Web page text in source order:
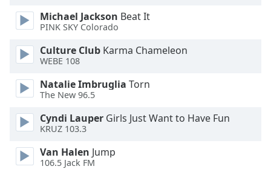
Text
Edge
Family
Reset
Close
Modal
Dialog
Michael Jackson Beat It
PINK SKY Colorado
Culture Club Karma Chameleon
WEBE 108
Natalie Imbruglia Torn
The New 96.5
Cyndi Lauper Girls Just Want to Have Fun
KRUZ 103.3
Van Halen Jump
106.5 Jack FM